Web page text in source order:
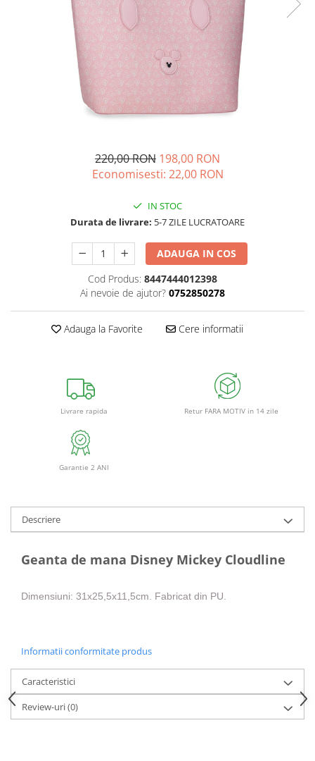
220,00 RON 198,00 RON
Economisesti: 22,00 RON
IN STOC
Durata de livrare: 5-7 ZILE LUCRATOARE
ADAUGA IN COS
Cod Produs: 8447444012398
Ai nevoie de ajutor? 0752850278
Adauga la Favorite Cere informatii
Livrare rapida Retur FARA MOTIV in 14 zile
Garantie 2 ANI
Descriere
Geanta de mana Disney Mickey Cloudline
Dimensiuni: 31x25,5x11,5cm. Fabricat din PU.
Informatii conformitate produs
Caracteristici
Review-uri(0)